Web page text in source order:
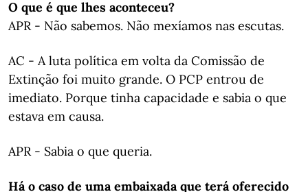
O que é que lhes aconteceu?
APR - Não sabemos. Não mexíamos nas escutas.
AC - A luta política em volta da Comissão de
Extinção foi muito grande. O PCP entrou de
imediato. Porque tinha capacidade e sabia o que
estava em causa.
APR - Sabia o que queria.
Há o caso de uma embaixada que terá oferecido